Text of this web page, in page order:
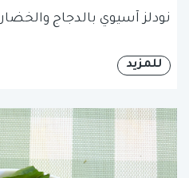
نودلز آسيوي بالدجاج والخضار
للمزيد